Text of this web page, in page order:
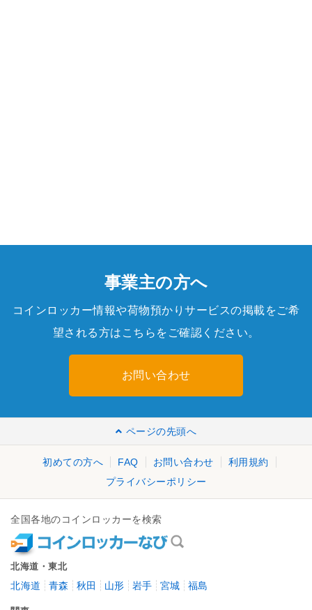
事業主の方へ
コインロッカー情報や荷物預かりサービスの掲載をご希
望される方はこちらをご確認ください。
お問い合わせ
ページの先頭へ
初めての方へ FAQ お問い合わせ
利用規約
プライバシーポリシー
全国各地のコインロッカーを検索
北海道・東北
北海道 青森 秋田 山形 岩手 宮城 福島